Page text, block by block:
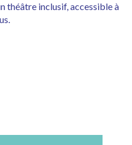
théâtre inclusif, accessible à